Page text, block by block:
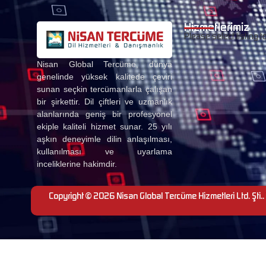
Nisan Global Tercüme, dünya
genelinde yüksek kalitede çeviri
sunan seçkin tercümanlarla çalışan
bir şirkettir. Dil çiftleri ve uzmanlık
alanlarında geniş bir profesyonel
ekiple kaliteli hizmet sunar. 25 yılı
aşkın deneyimle dilin anlaşılması,
kullanılması ve uyarlama
inceliklerine hakimdir.
Hizmetlerimiz
Please select listing
Copyright © 2026 Nisan Global Tercüme Hizmetleri Ltd. Şti..